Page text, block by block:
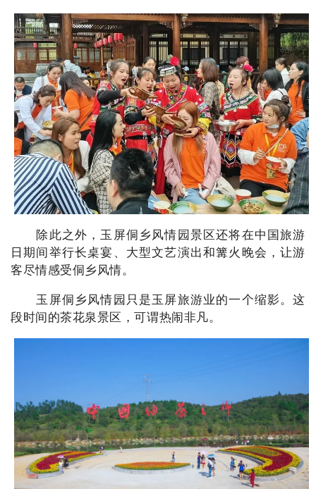
除此之外，玉屏侗乡风情园景区还将在中国旅游
日期间举行长桌宴、大型文艺演出和篝火晚会，让游
客尽情感受侗乡风情。
玉屏侗乡风情园只是玉屏旅游业的一个缩影。这
段时间的茶花泉景区，可谓热闹非凡。